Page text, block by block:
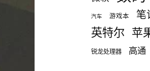
汽车 游戏本 笔
英特尔 苹
锐龙处理器 高通